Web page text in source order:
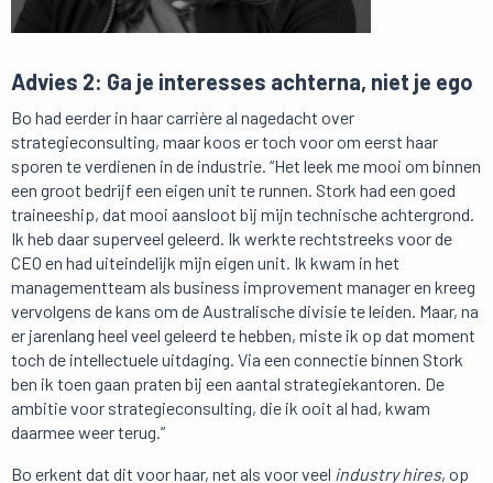
Advies 2: Ga je interesses achterna, niet je ego
Bo had eerder in haar carrière al nagedacht over
strategieconsulting, maar koos er toch voor om eerst haar
sporen te verdienen in de industrie. “Het leek me mooi om binnen
een groot bedrijf een eigen unit te runnen. Stork had een goed
traineeship, dat mooi aansloot bij mijn technische achtergrond.
Ik heb daar superveel geleerd. Ik werkte rechtstreeks voor de
CEO en had uiteindelijk mijn eigen unit. Ik kwam in het
managementteam als business improvement manager en kreeg
vervolgens de kans om de Australische divisie te leiden. Maar, na
er jarenlang heel veel geleerd te hebben, miste ik op dat moment
toch de intellectuele uitdaging. Via een connectie binnen Stork
ben ik toen gaan praten bij een aantal strategiekantoren. De
ambitie voor strategieconsulting, die ik ooit al had, kwam
daarmee weer terug.”
Bo erkent dat dit voor haar, net als voor veel industry hires, op